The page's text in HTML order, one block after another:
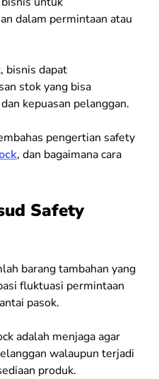
dalam permintaan atau
bisnis dapat
stok yang bisa
kepuasan pelanggan.
pengertian safety
, dan bagaimana cara
Safety
barang tambahan yang
fluktuasi permintaan
pasok.
adalah menjaga agar
walaupun terjadi
produk.